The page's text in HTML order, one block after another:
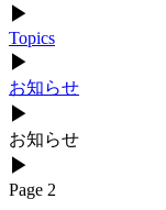
▶
Topics
▶
お知らせ
▶
お知らせ
▶
Page 2